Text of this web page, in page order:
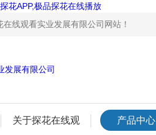
花APP,极品探花在线播放
线观看实业发展有限公司网站！
关于探花在线观 产品中心